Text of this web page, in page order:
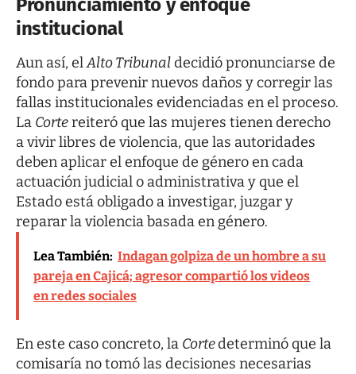
Pronunciamiento y enfoque
institucional
Aun así, elAlto Tribunaldecidió pronunciarse de
fondo para prevenir nuevos daños y corregir las
fallas institucionales evidenciadas en el proceso.
La Cortereiteró que las mujeres tienen derecho
a vivir libres de violencia, que las autoridades
deben aplicar el enfoque de género en cada
actuación judicial o administrativa y que el
Estado está obligado a investigar, juzgar y
reparar la violencia basada en género.
Lea También: Indagan golpiza de un hombre a su
pareja en Cajicá; agresor compartió los videos
en redes sociales
En este caso concreto, la Cortedeterminó que la
comisaría no tomó las decisiones necesarias